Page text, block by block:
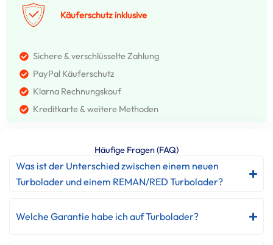
Käuferschutz inklusive
Sichere & verschlüsselte Zahlung
PayPal Käuferschutz
Klarna Rechnungskouf
Kreditkarte & weitere Methoden
Häufige Fragen (FAQ)
Was ist der Unterschied zwischen einem neuen
Turbolader und einem REMAN/RED Turbolader?
Welche Garantie habe ich auf Turbolader?